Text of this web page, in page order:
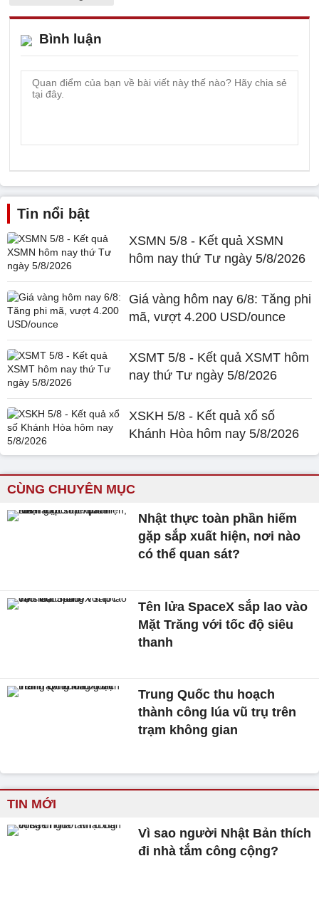
Bình luận
Tin nổi bật
XSMN 5/8 - Kết quả XSMN
hôm nay thứ Tư ngày 5/8/2026
Giá vàng hôm nay 6/8: Tăng phi
mã, vượt 4.200 USD/ounce
XSMT 5/8 - Kết quả XSMT hôm
nay thứ Tư ngày 5/8/2026
XSKH 5/8 - Kết quả xổ số
Khánh Hòa hôm nay 5/8/2026
CÙNG CHUYÊN MỤC
Nhật thực toàn phần hiếm
gặp sắp xuất hiện, nơi nào
có thể quan sát?
Tên lửa SpaceX sắp lao vào
Mặt Trăng với tốc độ siêu
thanh
Trung Quốc thu hoạch
thành công lúa vũ trụ trên
trạm không gian
TIN MỚI
Vì sao người Nhật Bản thích
đi nhà tắm công cộng?